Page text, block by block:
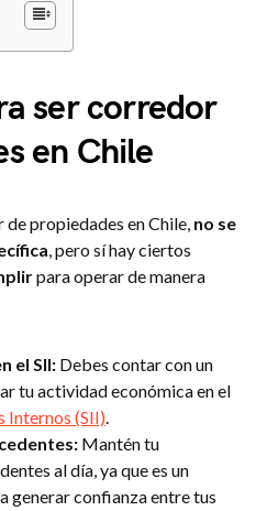
ser corredor
en Chile
propiedades en Chile, no se
, pero sí hay ciertos
para operar de manera
el SII: Debes contar con un
tu actividad económica en el
Internos (SII).
Mantén tu
al día, ya que es un
generar confianza entre tus